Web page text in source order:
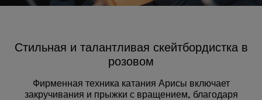
Стильная и талантливая скейтбордистка в
розовом
Фирменная техника катания Арисы включает
закручивания и прыжки с вращением, благодаря